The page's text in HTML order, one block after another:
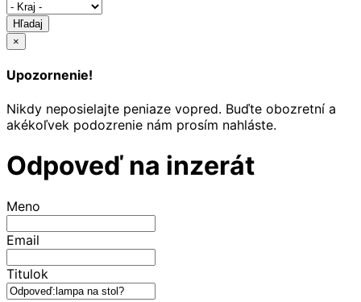
Hľadaj
×
Upozornenie!
Nikdy neposielajte peniaze vopred. Buďte obozretní a
akékoľvek podozrenie nám prosím nahláste.
Odpoveď na inzerát
Meno
Email
Titulok